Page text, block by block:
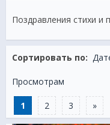
Поздравления стихи и
Сортировать по:
Просмотрам
1 2 3 »